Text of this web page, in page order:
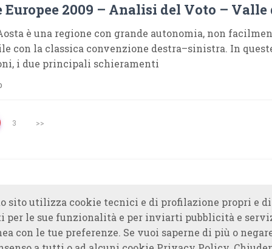
Europee 2009 – Analisi del Voto – Valle
è una regione con grande autonomia, non
con la classica convenzione destra–sinistra. In
i due principali schieramenti
3 >>
sito utilizza cookie tecnici e di profilazione propri e
per le sue funzionalità e per inviarti pubblicità e
con le tue preferenze. Se vuoi saperne di più o